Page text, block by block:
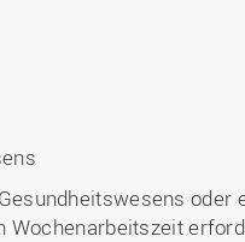
oder
Wochenarbeitszeit